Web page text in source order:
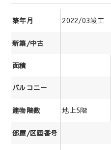
築年月 2022/03竣工
新築/中古
面積
バルコニー
建物階数 地上5階
部屋/区画番号